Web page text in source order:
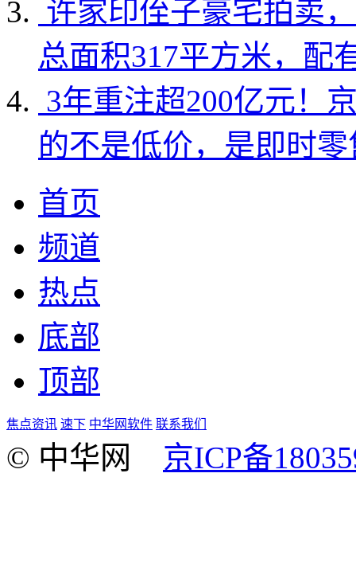
许家印侄子豪宅拍卖
总面积317平方米，配
3年重注超200亿元！
的不是低价，是即时
首页
频道
热点
底部
顶部
焦点资讯 速下 中华网软件 联系我们
© 中华网 京ICP备